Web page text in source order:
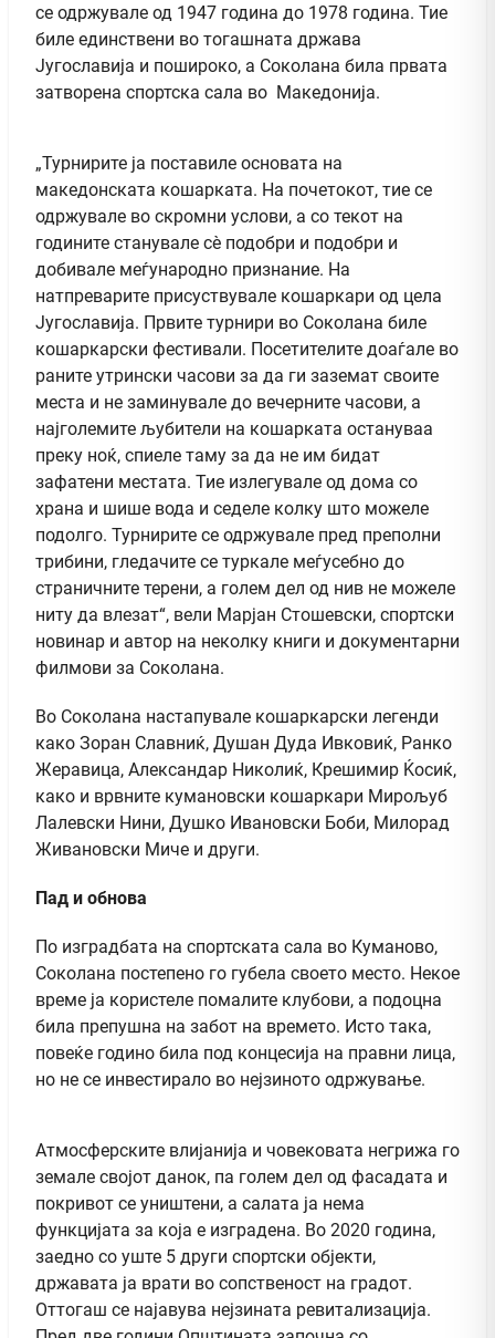
се одржувале од 1947 година до 1978 година. Тие
биле единствени во тогашната држава
Југославија и пошироко, а Соколана била првата
затворена спортска сала во Македонија.
„Турнирите ја поставиле основата на
македонската кошарката. На почетокот, тие се
одржувале во скромни услови, а со текот на
годините станувале сè подобри и подобри и
добивале меѓународно признание. На
натпреварите присуствувале кошаркари од цела
Југославија. Првите турнири во Соколана биле
кошаркарски фестивали. Посетителите доаѓале во
раните утрински часови за да ги заземат своите
места и не заминувале до вечерните часови, а
најголемите љубители на кошарката остануваа
преку ноќ, спиеле таму за да не им бидат
зафатени местата. Тие излегувале од дома со
храна и шише вода и седеле колку што можеле
подолго. Турнирите се одржувале пред преполни
трибини, гледачите се туркале меѓусебно до
страничните терени, а голем дел од нив не можеле
ниту да влезат“, вели Марјан Стошевски, спортски
новинар и автор на неколку книги и документарни
филмови за Соколана.
Во Соколана настапувале кошаркарски легенди
како Зоран Славниќ, Душан Дуда Ивковиќ, Ранко
Жеравица, Александар Николиќ, Крешимир Ќосиќ,
како и врвните кумановски кошаркари Мирољуб
Лалевски Нини, Душко Ивановски Боби, Милорад
Живановски Миче и други.
Пад и обнова
По изградбата на спортската сала во Куманово,
Соколана постепено го губела своето место. Некое
време ја користеле помалите клубови, а подоцна
била препушна на забот на времето. Исто така,
повеќе годино била под концесија на правни лица,
но не се инвестирало во нејзиното одржување.
Атмосферските влијанија и човековата негрижа го
земале својот данок, па голем дел од фасадата и
покривот се уништени, а салата ја нема
функцијата за која е изградена. Во 2020 година,
заедно со уште 5 други спортски објекти,
државата ја врати во сопственост на градот.
Оттогаш се најавува нејзината ревитализација.